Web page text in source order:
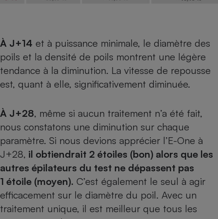
À J+14 et à puissance minimale, le diamètre des
poils et la densité de poils montrent une légère
tendance à la diminution. La vitesse de repousse
est, quant à elle, significativement diminuée.
À J+28, même si aucun traitement n’a été fait,
nous constatons une diminution sur chaque
paramètre. Si nous devions apprécier l’E-One à
J+28, il obtiendrait 2 étoiles (bon) alors que les
autres épilateurs du test ne dépassent pas
1 étoile (moyen). C’est également le seul à agir
efficacement sur le diamètre du poil. Avec un
traitement unique, il est meilleur que tous les